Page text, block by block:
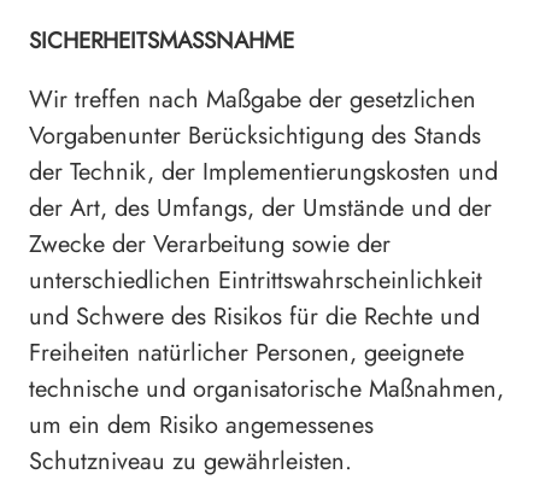
SICHERHEITSMASSNAHME
Wir treffen nach Maßgabe der gesetzlichen
Vorgabenunter Berücksichtigung des Stands
der Technik, der Implementierungskosten und
der Art, des Umfangs, der Umstände und der
Zwecke der Verarbeitung sowie der
unterschiedlichen Eintrittswahrscheinlichkeit
und Schwere des Risikos für die Rechte und
Freiheiten natürlicher Personen, geeignete
technische und organisatorische Maßnahmen,
um ein dem Risiko angemessenes
Schutzniveau zu gewährleisten.